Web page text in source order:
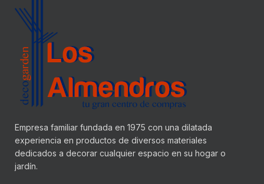
Empresa familiar fundada en 1975 con una dilatada
experiencia en productos de diversos materiales
dedicados a decorar cualquier espacio en su hogar o
jardín.